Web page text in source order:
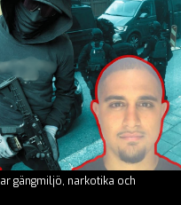
gängmiljö, narkotika och